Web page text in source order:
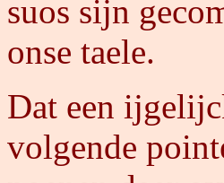
suos sijn
onse taele.
Dat een
volgende